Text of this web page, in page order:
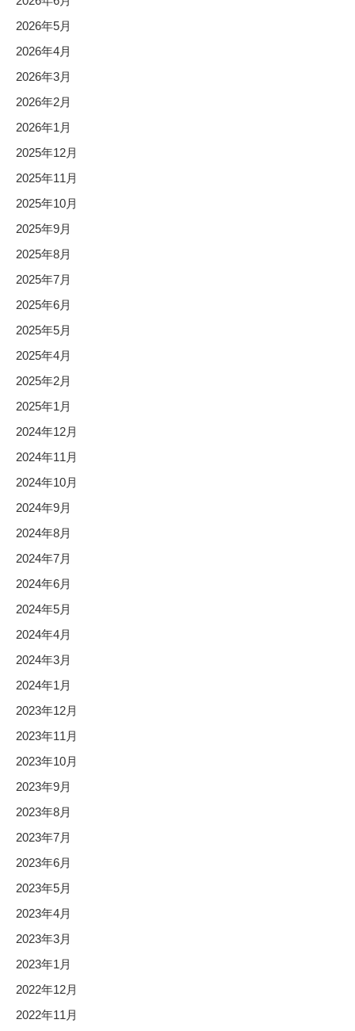
2026年5月
2026年4月
2026年3月
2026年2月
2026年1月
2025年12月
2025年11月
2025年10月
2025年9月
2025年8月
2025年7月
2025年6月
2025年5月
2025年4月
2025年2月
2025年1月
2024年12月
2024年11月
2024年10月
2024年9月
2024年8月
2024年7月
2024年6月
2024年5月
2024年4月
2024年3月
2024年1月
2023年12月
2023年11月
2023年10月
2023年9月
2023年8月
2023年7月
2023年6月
2023年5月
2023年4月
2023年3月
2023年1月
2022年12月
2022年11月